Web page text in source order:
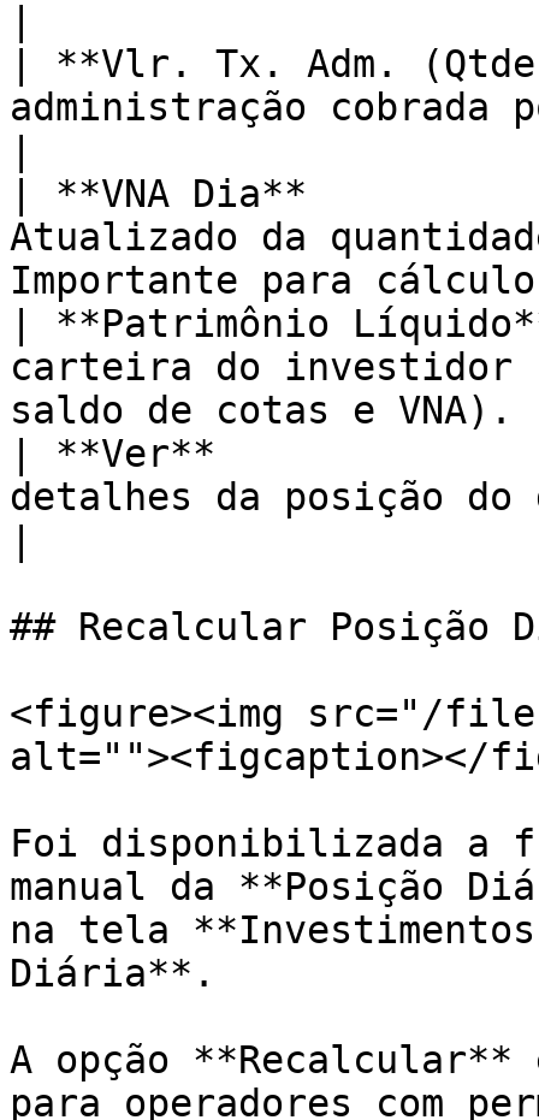
| **Vlr. Tx. Adm.
administração cobrada
| **VNA Dia**
Atualizado da
Importante para
| **Patrimônio
carteira do investidor
saldo de cotas e
| **Ver**
detalhes da posição
## Recalcular Posição
<figure><img src="/files/
alt=""><figcaption></
Foi disponibilizada a
manual da **Posição
na tela
Diária**.
A opção
para operadores com